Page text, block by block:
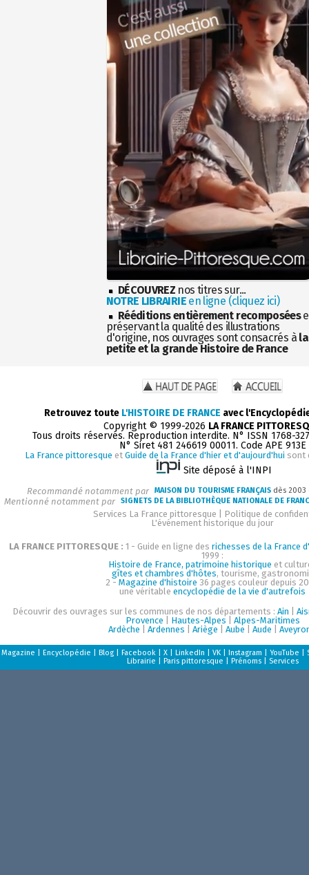
DÉCOUVREZ nos titres sur...
NOTRE LIBRAIRIEen ligne (cliquez ici)
Rééditions entièrement recomposées
préservant la qualité des illustrations
d'origine, nos ouvrages sont consacrés à la
petite et la grande Histoire de France
Retrouvez toute L'HISTOIRE DE FRANCE avec
Copyright © 1999-2026 LA FRANCE
Tous droits réservés. Reproduction interdite. N° ISSN 1768-
N° Siret 481 246619 00011. Code APE 913E
La France pittoresque et Guide de la France d'hier et d'aujourd'hui sont
Site déposé à l'INPI
Recommandé notamment par MAISON DU TOURISME FRANÇAIS dès
Mentionné notamment par SIGNETS DE LA BIBLIOTHÈQUE NATIONALE DE
Services La France pittoresque
Politique de
L'événement historique du jour
LA FRANCE PITTORESQUE : 1 - Guide en ligne des richesses de la France
1999 :
Histoire de France, patrimoine historique et
gîtes et chambres d'hôtes, tourisme,
2 - Magazine d'histoire 36 pages couleur depuis
une véritable encyclopédie de la vie d'autrefois
Découvrir des ouvrages sur les communes de nos départements : Ain
Provence
Hautes-Alpes
Alpes-Maritimes
Ardèche
Ardennes Ariège Aube Aude
Magazine Encyclopédie Blog| Facebook| X| LinkedIn VK| Instagram YouTube
Librairie
Paris pittoresque Prénoms| Services